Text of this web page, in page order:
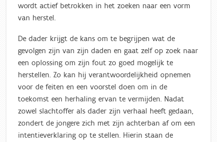
wordt actief betrokken in het zoeken naar een vorm
van herstel.
De dader krijgt de kans om te begrijpen wat de
gevolgen zijn van zijn daden en gaat zelf op zoek naar
een oplossing om zijn fout zo goed mogelijk te
herstellen. Zo kan hij verantwoordelijkheid opnemen
voor de feiten en een voorstel doen om in de
toekomst een herhaling ervan te vermijden. Nadat
zowel slachtoffer als dader zijn verhaal heeft gedaan,
zondert de jongere zich met zijn achterban af om een
intentieverklaring op te stellen. Hierin staan de